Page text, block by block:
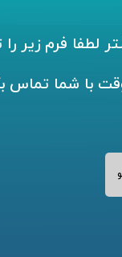
لطفا فرم زیر
با شما تماس